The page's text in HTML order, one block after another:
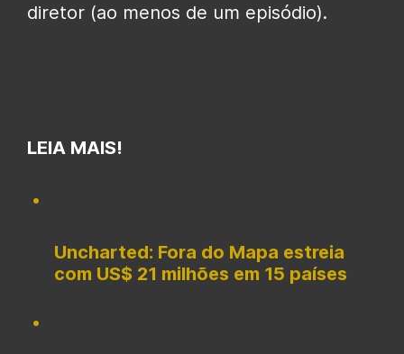
diretor (ao menos de um episódio).
LEIA MAIS!
Uncharted: Fora do Mapa estreia
com US$ 21 milhões em 15 países